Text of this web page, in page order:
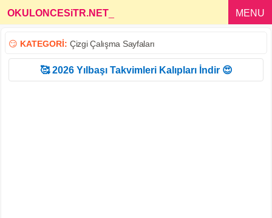
OKULONCESiTR.NET MENU
😏 KATEGORİ: Çizgi Çalışma Sayfaları
🥰 2026 Yılbaşı Takvimleri Kalıpları İndir 😍